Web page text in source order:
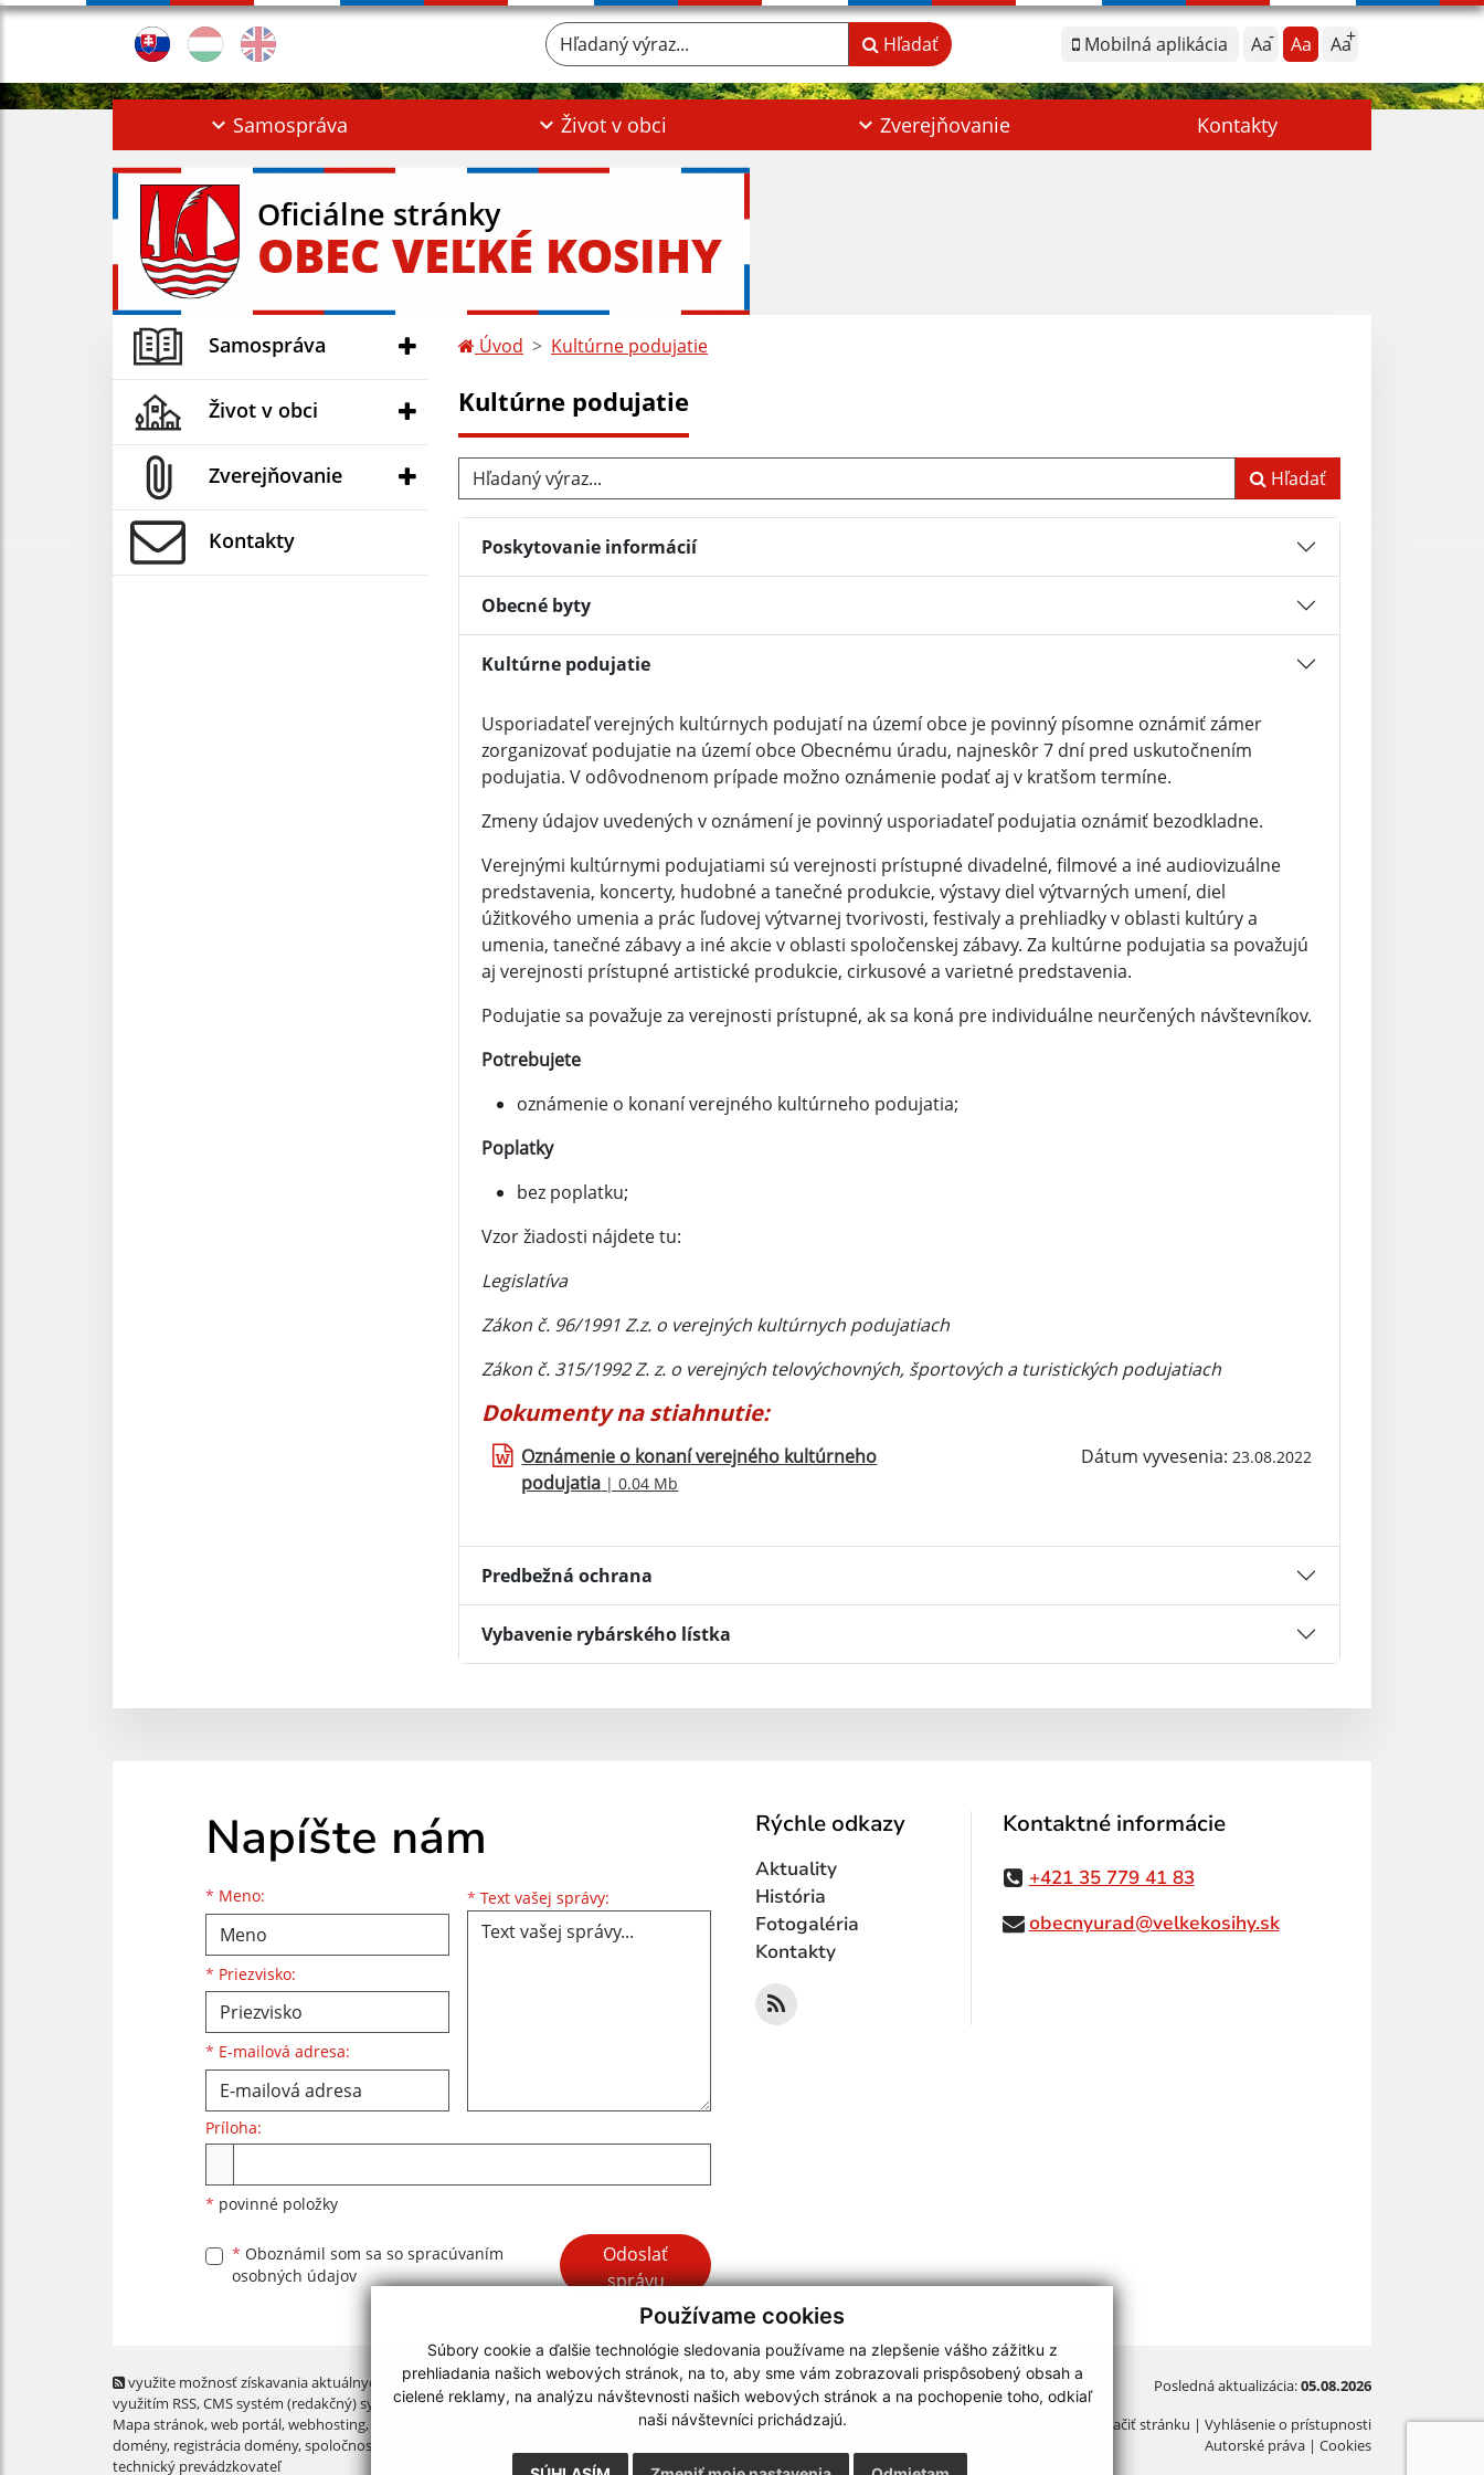
Používame cookies
Súbory cookie a ďalšie technológie sledovania používame na zlepšenie vášho zážitku z
prehliadania našich webových stránok, na to, aby sme vám zobrazovali prispôsobený obsah a
cielené reklamy, na analýzu návštevnosti našich webových stránok a na pochopenie toho, odkiaľ
naši návštevníci prichádzajú.
Mobilná aplikácia Aa Aa Aa
Hľadaný výraz... Hľadať
Samospráva Život v obci Zverejňovanie Kontakty
Oficiálne stránky
OBEC VEĽKÉ KOSIHY
Samospráva
Život v obci
Zverejňovanie
Kontakty
Úvod Kultúrne podujatie
Kultúrne podujatie
Hľadaný výraz... Hľadať
Poskytovanie informácií
Obecné byty
Kultúrne podujatie
Usporiadateľ verejných kultúrnych podujatí na území obce je povinný písomne oznámiť zámer
zorganizovať podujatie na území obce Obecnému úradu, najneskôr 7 dní pred uskutočnením
podujatia. V odôvodnenom prípade možno oznámenie podať aj v kratšom termíne.
Zmeny údajov uvedených v oznámení je povinný usporiadateľ podujatia oznámiť bezodkladne.
Verejnými kultúrnymi podujatiami sú verejnosti prístupné divadelné, filmové a iné audiovizuálne
predstavenia, koncerty, hudobné a tanečné produkcie, výstavy diel výtvarných umení, diel
úžitkového umenia a prác ľudovej výtvarnej tvorivosti, festivaly a prehliadky v oblasti kultúry a
umenia, tanečné zábavy a iné akcie v oblasti spoločenskej zábavy. Za kultúrne podujatia sa považujú
aj verejnosti prístupné artistické produkcie, cirkusové a varietné predstavenia.
Podujatie sa považuje za verejnosti prístupné, ak sa koná pre individuálne neurčených návštevníkov.
Potrebujete
oznámenie o konaní verejného kultúrneho podujatia;
Poplatky
bez poplatku;
Vzor žiadosti nájdete tu:
Legislatíva
Zákon č. 96/1991 Z.z. o verejných kultúrnych podujatiach
Zákon č. 315/1992 Z. z. o verejných telovýchovných, športových a turistických podujatiach
Dokumenty na stiahnutie:
Oznámenie o konaní verejného kultúrneho
podujatia | 0.04 Mb
Dátum vyvesenia: 23.08.2022
Predbežná ochrana
Vybavenie rybárského lístka
Napíšte nám
* Meno:
Meno
* Priezvisko:
Priezvisko
* E-mailová adresa:
E-mailová adresa * Text vašej správy: Text vašej správy...
Príloha:
* povinné položky
* Oboznámil som sa so spracúvaním
osobných údajov
Google reCaptcha Response
Odoslať
správu
Rýchle odkazy
Aktuality
História
Fotogaléria
Kontakty
Kontaktné informácie
+421 35 779 41 83
obecnyurad@velkekosihy.sk
využite možnosť získavania aktuálnych informácií s
využitím RSS, CMS systém (redakčný) systém ECHELON 2,
Mapa stránok,web portál,webhosting,
domény, registrácia domény,spoločnosť webex.digital, s.r.o.
technický prevádzkovateľ
Posledná aktualizácia:05.08.2026
Vytlačiť stránku | Vyhlásenie o prístupnosti
Autorské práva | Cookies
webdesign|